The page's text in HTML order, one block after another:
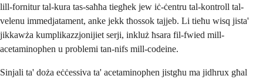
lill-fornitur tal-kura tas-saħħa tiegħek jew iċ-ċentru tal-kontroll tal-
velenu immedjatament, anke jekk tħossok tajjeb. Li tieħu wisq jista'
jikkawża kumplikazzjonijiet serji, inkluż ħsara fil-fwied mill-
acetaminophen u problemi tan-nifs mill-codeine.
Sinjali ta' doża eċċessiva ta' acetaminophen jistgħu ma jidhrux għal